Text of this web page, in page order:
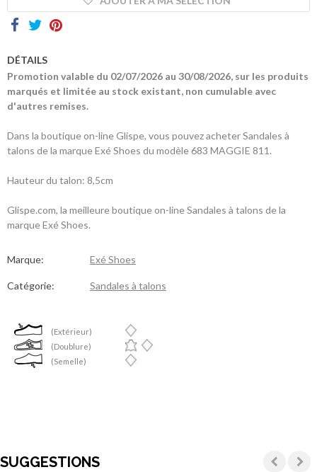
DÉTAILS
Promotion valable du 02/07/2026 au 30/08/2026, sur les produits
marqués et limitée au stock existant, non cumulable avec
d'autres remises.
Dans la boutique on-line Glispe, vous pouvez acheter Sandales à
talons de la marque Exé Shoes du modèle 683 MAGGIE 811.
Hauteur du talon: 8,5cm
Glispe.com, la meilleure boutique on-line Sandales à talons de la
marque Exé Shoes.
Marque: Exé Shoes
Catégorie: Sandales à talons
(Extérieur)
(Doublure)
(Semelle)
SUGGESTIONS